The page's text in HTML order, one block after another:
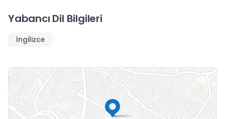
Yabancı Dil Bilgileri
İngilizce